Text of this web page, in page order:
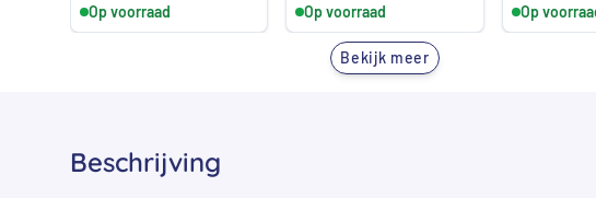
Op voorraad Op voorraad Op
Bekijk meer
Beschrijving